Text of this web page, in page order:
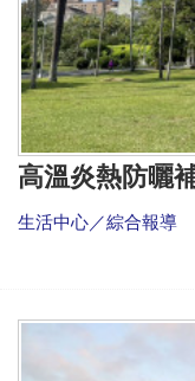
高溫炎熱防曬
生活中心／綜合報導